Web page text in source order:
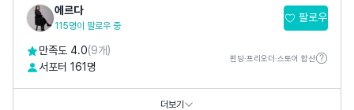
에르다
115명이 팔로우 중
팔로우
만족도 4.0(9개)
서포터 161명
펀딩·프리오더·스토어 합산
더보기